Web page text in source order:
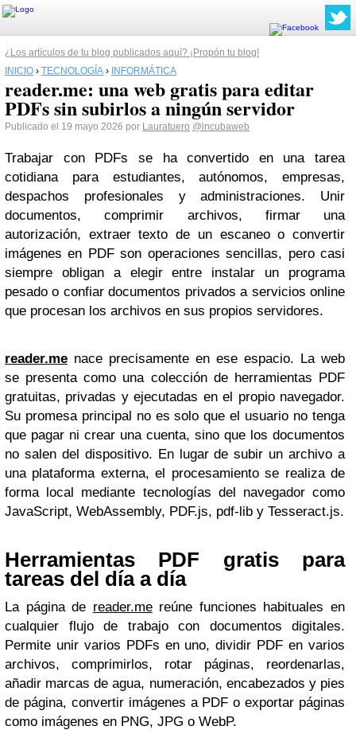
¿Los artículos de tu blog publicados aquí? ¡Propón tu blog!
INICIO › TECNOLOGÍA › INFORMÁTICA
reader.me: una web gratis para editar
PDFs sin subirlos a ningún servidor
Publicado el 19 mayo 2026 por Lauratuero @incubaweb
Trabajar con PDFs se ha convertido en una tarea
cotidiana para estudiantes, autónomos, empresas,
despachos profesionales y administraciones. Unir
documentos, comprimir archivos, firmar una
autorización, extraer texto de un escaneo o convertir
imágenes en PDF son operaciones sencillas, pero casi
siempre obligan a elegir entre instalar un programa
pesado o confiar documentos privados a servicios online
que procesan los archivos en sus propios servidores.
reader.me nace precisamente en ese espacio. La web
se presenta como una colección de herramientas PDF
gratuitas, privadas y ejecutadas en el propio navegador.
Su promesa principal no es solo que el usuario no tenga
que pagar ni crear una cuenta, sino que los documentos
no salen del dispositivo. En lugar de subir un archivo a
una plataforma externa, el procesamiento se realiza de
forma local mediante tecnologías del navegador como
JavaScript, WebAssembly, PDF.js, pdf-lib y Tesseract.js.
Herramientas PDF gratis para
tareas del día a día
La página de reader.mereúne funciones habituales en
cualquier flujo de trabajo con documentos digitales.
Permite unir varios PDFs en uno, dividir PDF en varios
archivos, comprimirlos, rotar páginas, reordenarlas,
añadir marcas de agua, numeración, encabezados y pies
de página, convertir imágenes a PDF o exportar páginas
como imágenes en PNG, JPG o WebP.